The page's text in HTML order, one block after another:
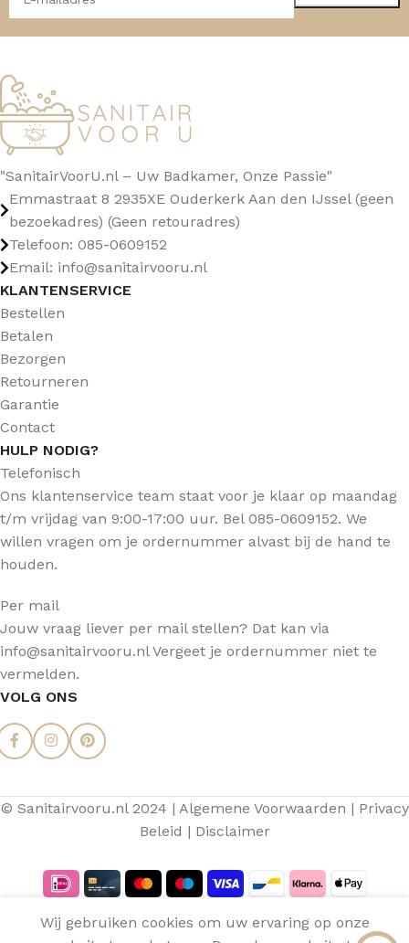
"SanitairVoorU.nl – Uw Badkamer, Onze Passie"
Emmastraat 8 2935XE Ouderkerk Aan den IJssel (geen
bezoekadres) (Geen retouradres)
Telefoon: 085-0609152
Email: info@sanitairvooru.nl
KLANTENSERVICE
Bestellen
Betalen
Bezorgen
Retourneren
Garantie
Contact
HULP NODIG?
Telefonisch
Ons klantenservice team staat voor je klaar op maandag
t/m vrijdag van 9:00-17:00 uur. Bel 085-0609152. We
willen vragen om je ordernummer alvast bij de hand te
houden.
Per mail
Jouw vraag liever per mail stellen? Dat kan via
info@sanitairvooru.nl Vergeet je ordernummer niet te
vermelden.
VOLG ONS
© Sanitairvooru.nl 2024 | Algemene Voorwaarden | Privacy
Beleid | Disclaimer
Wij gebruiken cookies om uw ervaring op onze
Aquasense